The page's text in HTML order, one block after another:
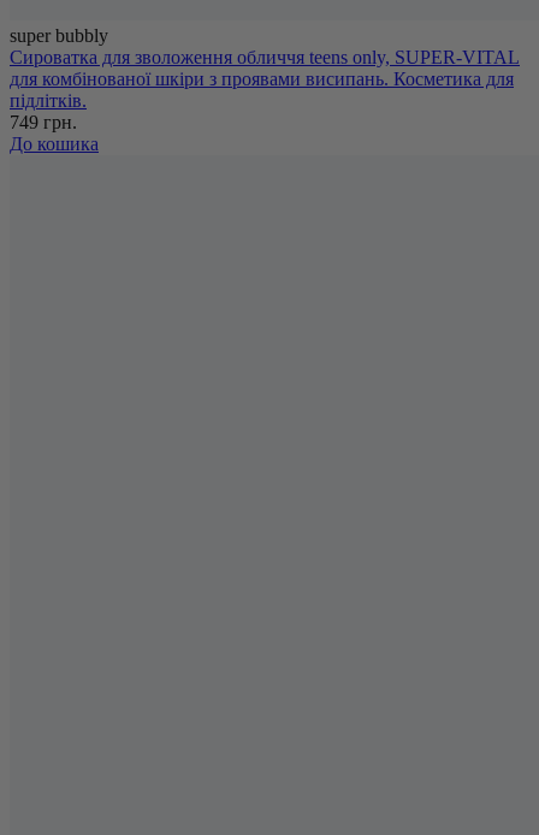
super bubbly
Сироватка для зволоження обличчя teens only, SUPER-VITAL
для комбінованої шкіри з проявами висипань. Косметика для
підлітків.
749 грн.
До кошика